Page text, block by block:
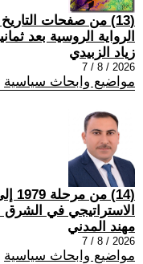
(13) من صفحات
الرواية الروسية بعد
زياد الزبيدي
2026 / 8 / 7
مواضيع وابحاث سياسية
الاستراتيجي في
مهند المدني
2026 / 8 / 7
مواضيع وابحاث سياسية